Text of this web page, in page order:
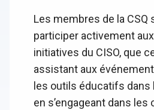
Les membres de la CSQ
participer activement
initiatives du CISO, que
assistant aux
les outils éducatifs dans
en s’engageant dans les